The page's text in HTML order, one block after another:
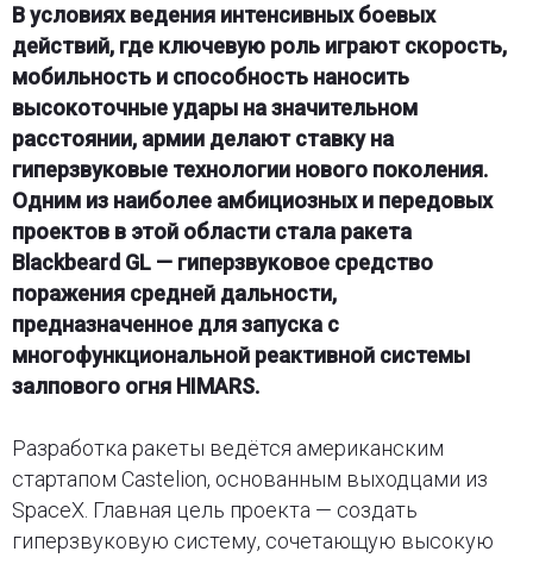
В условиях ведения интенсивных боевых
действий, где ключевую роль играют скорость,
мобильность и способность наносить
высокоточные удары на значительном
расстоянии, армии делают ставку на
гиперзвуковые технологии нового поколения.
Одним из наиболее амбициозных и передовых
проектов в этой области стала ракета
Blackbeard GL — гиперзвуковое средство
поражения средней дальности,
предназначенное для запуска с
многофункциональной реактивной системы
залпового огня HIMARS.
Разработка ракеты ведётся американским
стартапом Castelion, основанным выходцами из
SpaceX. Главная цель проекта — создать
гиперзвуковую систему, сочетающую высокую